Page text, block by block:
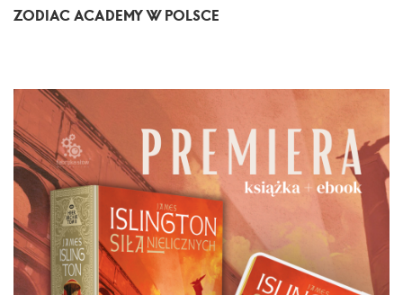
ZODIAC ACADEMY W POLSCE